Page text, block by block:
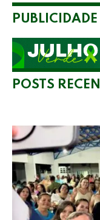
PUBLICIDADE
POSTS